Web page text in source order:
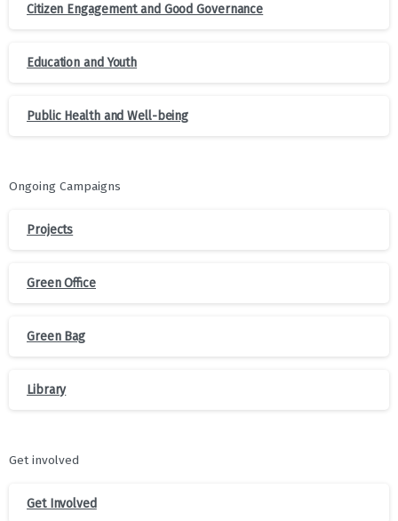
Citizen Engagement and Good Governance
Education and Youth
Public Health and Well-being
Ongoing Campaigns
Projects
Green Office
Green Bag
Library
Get involved
Get Involved